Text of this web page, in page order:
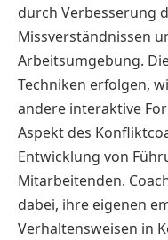
durch Verbesserung
Missverständnissen
Arbeitsumgebung.
Techniken erfolgen,
andere interaktive
Aspekt des
Entwicklung von
Mitarbeitenden.
dabei, ihre eigenen
Verhaltensweisen in